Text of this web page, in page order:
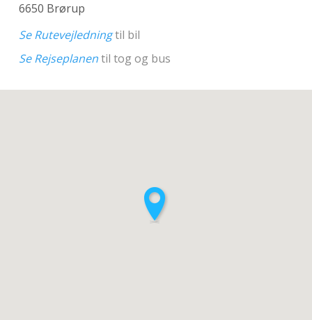
6650 Brørup
Se Rutevejledningtil bil
Se Rejseplanentil tog og bus